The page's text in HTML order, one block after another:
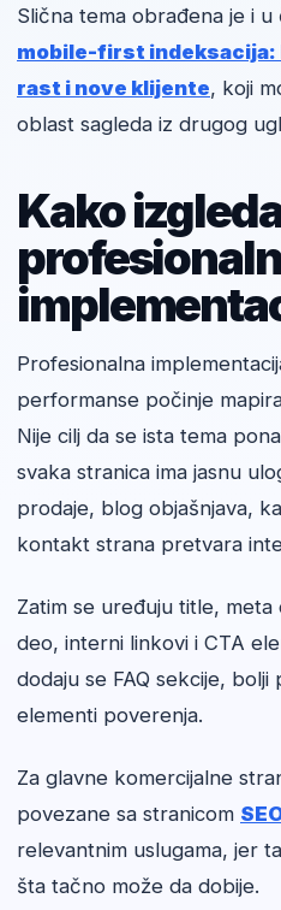
Slična tema obrađena je i u
mobile-first indeksacija:
rast i nove klijente, koji
oblast sagleda iz drugog
Kako
Profesionalna
performanse počinje
Nije cilj da se ista tema
svaka stranica ima jasnu
prodaje, blog objašnjava,
kontakt strana pretvara
Zatim se uređuju title,
deo, interni linkovi i CTA
dodaju se FAQ sekcije, bolji
elementi poverenja.
Za glavne komercijalne
povezane sa stranicom
relevantnim uslugama, jer
šta tačno može da dobije.